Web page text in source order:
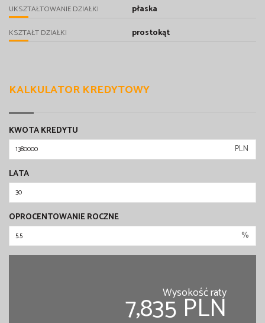
UKSZTAŁTOWANIE DZIAŁKI płaska
KSZTAŁT DZIAŁKI prostokąt
KALKULATOR KREDYTOWY
KWOTA KREDYTU
PLN
LATA
OPROCENTOWANIE ROCZNE
%
Wysokość raty
7,835 PLN